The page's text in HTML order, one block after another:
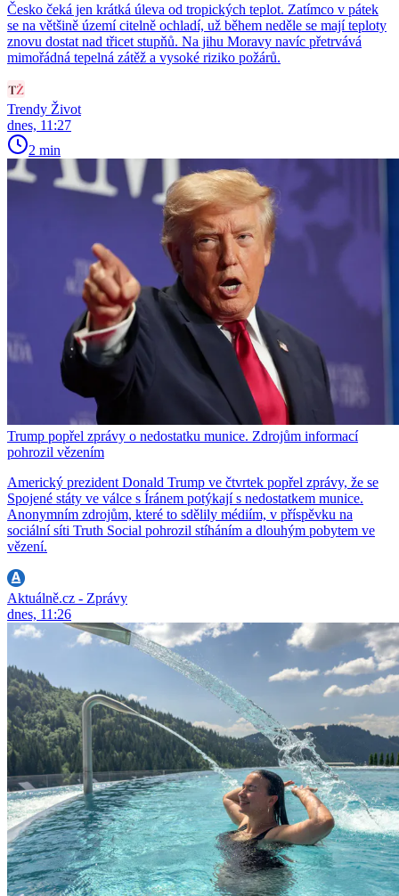
Česko čeká jen krátká úleva od tropických teplot. Zatímco v pátek
se na většině území citelně ochladí, už během neděle se mají teploty
znovu dostat nad třicet stupňů. Na jihu Moravy navíc přetrvává
mimořádná tepelná zátěž a vysoké riziko požárů.
Trendy Život
dnes, 11:27
2 min
Trump popřel zprávy o nedostatku munice. Zdrojům informací
pohrozil vězením
Americký prezident Donald Trump ve čtvrtek popřel zprávy, že se
Spojené státy ve válce s Íránem potýkají s nedostatkem munice.
Anonymním zdrojům, které to sdělily médiím, v příspěvku na
sociální síti Truth Social pohrozil stíháním a dlouhým pobytem ve
vězení.
Aktuálně.cz - Zprávy
dnes, 11:26